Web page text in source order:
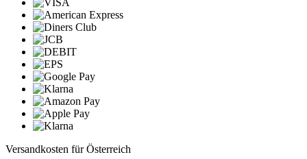
Versandkosten für Österreich